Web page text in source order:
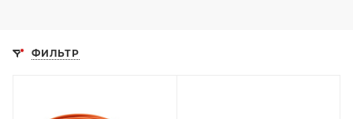
ФИЛЬТР